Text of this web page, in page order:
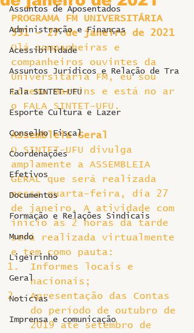
Assuntos de Aposentados
Administração e Finanças
Acessibilidade
Assuntos Jurídicos e Relação de Tra
Fala SINTET-UFU
Esporte Cultura e Lazer
Conselho Fiscal
Coordenações
Efetivos
Documentos
Formação e Relações Sindicais
Mundo
Ligeirinho
Geral
Notícias
Imprensa e comunicação
PROGRAMA FM UNIVERSITÁRIA
531 – 27 de janeiro de 2021
Olá companheiras e
companheiros ouvintes da
Universitária FM, eu sou
Lorena Martins e está no ar
o FALA SINTET-UFU.
Assembleia Geral
O SINTET-UFU divulga
amplamente a ASSEMBLEIA
GERAL que será realizada
nessa quarta-feira, dia 27
de janeiro. A atividade com
início às 2 horas da tarde
será realizada virtualmente
e tem como pauta:
Informes locais e
nacionais;
Apresentação das Contas
do período de outubro de
2019 até setembro de